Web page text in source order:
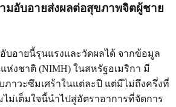
มอับอายส่งผลต่อสุขภาพจิตผู้ชาย
บอายนี้รุนแรงและวัดผลได้ จากข้อมูล
งชาติ (NIMH) ในสหรัฐอเมริกา มี
าวะซึมเศร้าในแต่ละปี แต่มีไม่ถึงครึ่งที่
ไม่เต็มใจนี้นำไปสู่อัตราอาการที่จัดการ